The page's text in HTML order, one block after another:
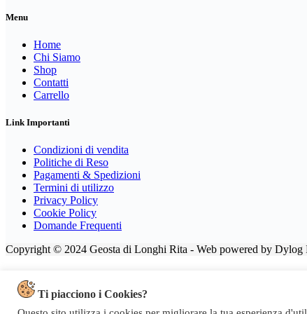
Menu
Home
Chi Siamo
Shop
Contatti
Carrello
Link Importanti
Condizioni di vendita
Politiche di Reso
Pagamenti & Spedizioni
Termini di utilizzo
Privacy Policy
Cookie Policy
Domande Frequenti
Copyright © 2024 Geosta di Longhi Rita - Web powered by Dylog
Ti piacciono i Cookies?